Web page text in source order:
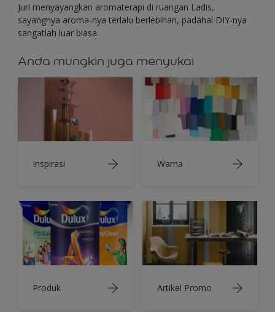
Juri menyayangkan aromaterapi di ruangan Ladis,
sayangnya aroma-nya terlalu berlebihan, padahal DIY-nya
sangatlah luar biasa.
Anda mungkin juga menyukai
Inspirasi Warna
Produk Artikel Promo